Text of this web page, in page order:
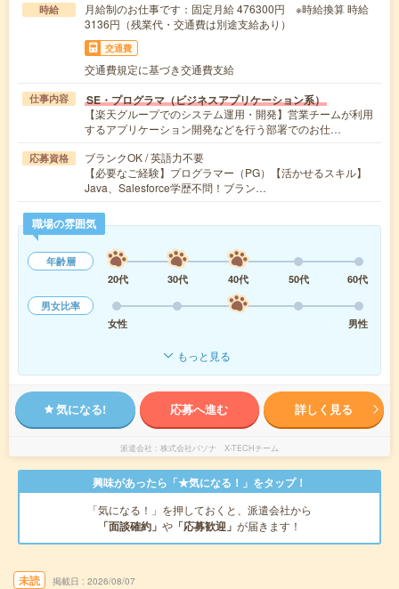
時給
月給制のお仕事です：固定月給 476300円 ※時給換算 時給
3136円（残業代・交通費は別途支給あり）
交通費
交通費規定に基づき交通費支給
仕事内容 SE・プログラマ（ビジネスアプリケーション系）
【楽天グループでのシステム運用・開発】営業チームが利用
するアプリケーション開発などを行う部署でのお仕…
応募資格
ブランクOK / 英語力不要
【必要なご経験】プログラマー（PG）【活かせるスキル】
Java、Salesforce学歴不問！ブラン…
職場の雰囲気
年齢層
20代
30代 40代 50代
60代
男女比率
女性
男性
もっと見る
気になる! 応募へ進む 詳しく見る
派遣会社 株式会社パソナ X-TECHチーム
興味があったら「★気になる！」をタップ！
「気になる！」を押しておくと、派遣会社から
「面談確約」 や 「応募歓迎」 が届きます！
未読 掲載日 2026/08/07